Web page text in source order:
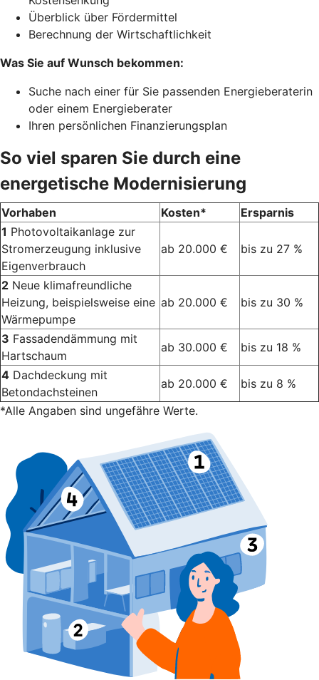
Überblick über Fördermittel
Berechnung der Wirtschaftlichkeit
Was Sie auf Wunsch bekommen:
Suche nach einer für Sie passenden Energieberaterin
oder einem Energieberater
Ihren persönlichen Finanzierungsplan
So viel sparen Sie durch eine
energetische Modernisierung
Vorhaben Kosten*
Ersparnis
1 Photovoltaikanlage zur
Stromerzeugung inklusive
Eigenverbrauch
ab 20.000 € bis zu 27 %
2 Neue klimafreundliche
Heizung, beispielsweise eine
Wärmepumpe
ab 20.000 € bis zu 30 %
3 Fassadendämmung mit
Hartschaum
ab 30.000 €
bis zu 18 %
4 Dachdeckung mit
Betondachsteinen
ab 20.000 €
bis zu 8 %
*Alle Angaben sind ungefähre Werte.